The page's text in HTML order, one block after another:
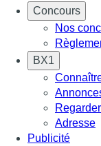
Concours
Nos
BX1
Adresse
Publicité